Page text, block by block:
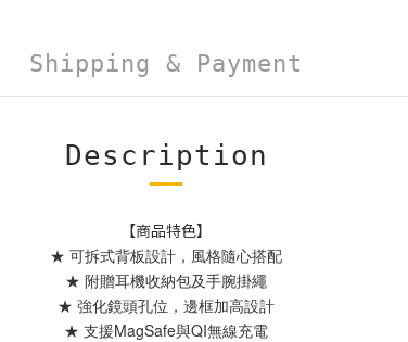
Shipping & Payment
Description
【商品特色】
★ 可拆式背板設計，風格隨心搭配
★ 附贈耳機收納包及手腕掛繩
★ 強化鏡頭孔位，邊框加高設計
★ 支援MagSafe與QI無線充電